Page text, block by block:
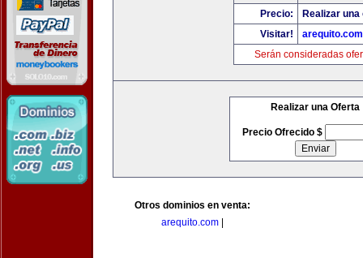
Precio:
Realizar
Visitar!
arequito.com
Serán consideradas
Realizar una Oferta
Precio Ofrecido $
Otros dominios en venta:
arequito.com